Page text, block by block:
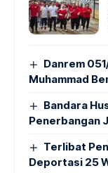
Danrem
Muhammad
Bandara
Penerbangan
Terlibat
Deportasi 25